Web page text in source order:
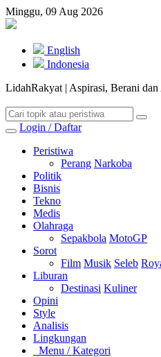
Minggu, 09 Aug 2026
English
Indonesia
LidahRakyat | Aspirasi, Berani dan
Login / Daftar
Peristiwa
Perang Narkoba
Politik
Bisnis
Tekno
Medis
Olahraga
Sepakbola MotoGP
Sorot
Film Musik Seleb
Liburan
Destinasi Kuliner
Opini
Style
Analisis
Lingkungan
Menu / Kategori